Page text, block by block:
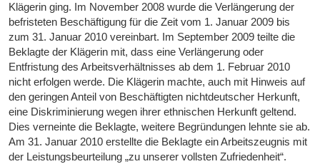
Klägerin ging. Im November 2008 wurde die Verlängerung der
befristeten Beschäftigung für die Zeit vom 1. Januar 2009 bis
zum 31. Januar 2010 vereinbart. Im September 2009 teilte die
Beklagte der Klägerin mit, dass eine Verlängerung oder
Entfristung des Arbeitsverhältnisses ab dem 1. Februar 2010
nicht erfolgen werde. Die Klägerin machte, auch mit Hinweis auf
den geringen Anteil von Beschäftigten nichtdeutscher Herkunft,
eine Diskriminierung wegen ihrer ethnischen Herkunft geltend.
Dies verneinte die Beklagte, weitere Begründungen lehnte sie ab.
Am 31. Januar 2010 erstellte die Beklagte ein Arbeitszeugnis mit
der Leistungsbeurteilung „zu unserer vollsten Zufriedenheit“.